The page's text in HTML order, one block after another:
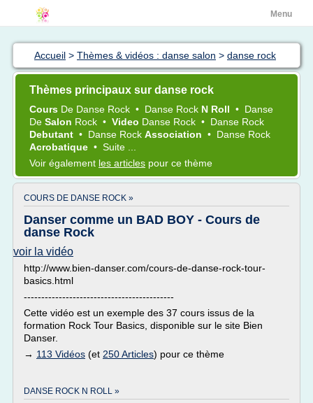
Menu
Accueil > Thèmes & vidéos : danse salon > danse rock
Thèmes principaux sur danse rock
Cours De Danse Rock • Danse Rock N Roll • Danse
De Salon Rock • Video Danse Rock • Danse Rock
Debutant • Danse Rock Association • Danse Rock
Acrobatique • Suite ...
Voir également les articles pour ce thème
COURS DE DANSE ROCK »
Danser comme un BAD BOY - Cours de
danse Rock
voir la vidéo
http://www.bien-danser.com/cours-de-danse-rock-tour-
basics.html
-------------------------------------------
Cette vidéo est un exemple des 37 cours issus de la
formation Rock Tour Basics, disponible sur le site Bien
Danser.
→ 113 Vidéos (et 250 Articles) pour ce thème
DANSE ROCK N ROLL »